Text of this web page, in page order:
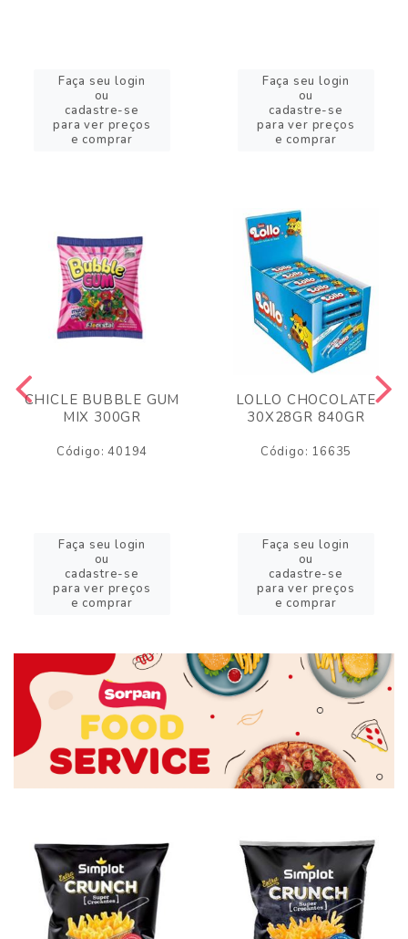
Faça seu login
ou
cadastre-se
para ver preços
e comprar
Faça seu login
ou
cadastre-se
para ver preços
e comprar
CHICLE BUBBLE GUM
MIX 300GR
Código: 40194
Faça seu login
ou
cadastre-se
para ver preços
e comprar
LOLLO CHOCOLATE
30X28GR 840GR
Código: 16635
Faça seu login
ou
cadastre-se
para ver preços
e comprar